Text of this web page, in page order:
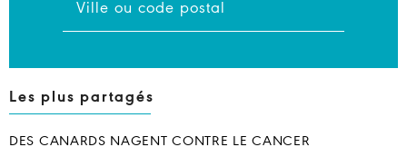
Les plus partagés
DES CANARDS NAGENT CONTRE LE CANCER